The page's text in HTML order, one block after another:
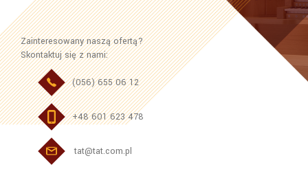
Zainteresowany naszą ofertą?
Skontaktuj się z nami:
(056) 655 06 12
+48 601 623 478
tat@tat.com.pl